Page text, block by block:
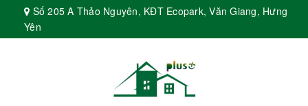
Số 205 A Thảo Nguyên, KĐT Ecopark, Văn Giang, Hưng
Yên